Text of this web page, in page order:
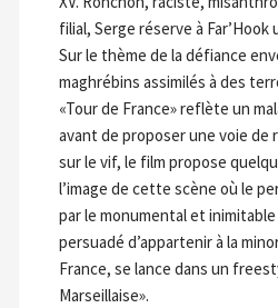
filial, Serge réserve à
Sur le thème de la défiance
maghrébins assimilés à des
«Tour de France» reflète un
avant de proposer une voie de
sur le vif, le film propose
l’image de cette scène où le
par le monumental et
persuadé d’appartenir à la
France, se lance dans un
Marseillaise».